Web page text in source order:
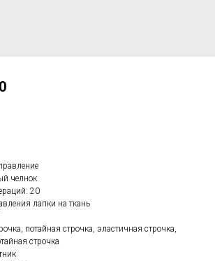
челнок
20
лапки на ткань
потайная строчка, эластичная строчка,
строчка